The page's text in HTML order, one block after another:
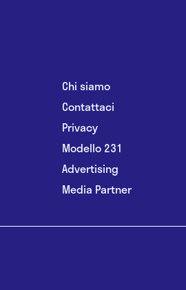
Chi siamo
Contattaci
Privacy
Modello 231
Advertising
Media Partner